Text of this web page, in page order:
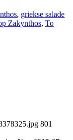
, griekse salade
Zakynthos, To
801